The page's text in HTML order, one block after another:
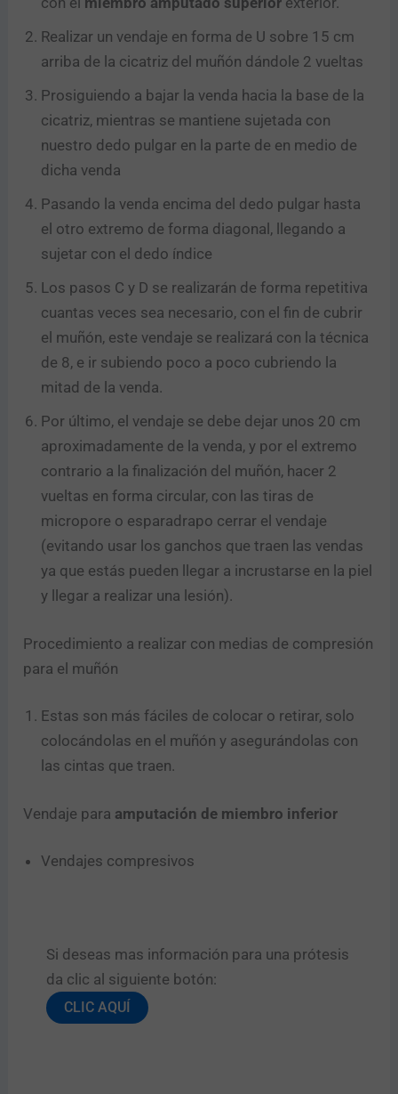
Realizar un vendaje en forma de U sobre 15 cm
arriba de la cicatriz del muñón dándole 2 vueltas
Prosiguiendo a bajar la venda hacia la base de la
cicatriz, mientras se mantiene sujetada con
nuestro dedo pulgar en la parte de en medio de
dicha venda
Pasando la venda encima del dedo pulgar hasta
el otro extremo de forma diagonal, llegando a
sujetar con el dedo índice
Los pasos C y D se realizarán de forma repetitiva
cuantas veces sea necesario, con el fin de cubrir
el muñón, este vendaje se realizará con la técnica
de 8, e ir subiendo poco a poco cubriendo la
mitad de la venda.
Por último, el vendaje se debe dejar unos 20 cm
aproximadamente de la venda, y por el extremo
contrario a la finalización del muñón, hacer 2
vueltas en forma circular, con las tiras de
micropore o esparadrapo cerrar el vendaje
(evitando usar los ganchos que traen las vendas
ya que estás pueden llegar a incrustarse en la piel
y llegar a realizar una lesión).
Procedimiento a realizar con medias de compresión
para el muñón
Estas son más fáciles de colocar o retirar, solo
colocándolas en el muñón y asegurándolas con
las cintas que traen.
Vendaje para amputación de miembro inferior
Vendajes compresivos
Si deseas mas información para una prótesis
da clic al siguiente botón:​
CLIC AQUÍ